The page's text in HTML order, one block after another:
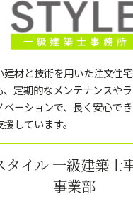
建材と技術を用いた注文住
、定期的なメンテナンスや
ベーションで、長く安心で
しています。
タイル 一級建築士
事業部